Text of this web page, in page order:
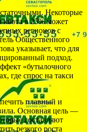
Некоторые
квота в 25% может
регионов с
Общественного
указывает, что для
подход.
«бутылочного
где спрос на такси
плавный и
Основная цель —
составляют
резкого роста